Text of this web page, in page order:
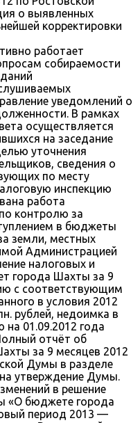
о выявленных
корректировки
работает
собираемости
уведомлений о
В рамках
осуществляется
на заседание
уточнения
сведения о
по месту
инспекцию
работа
контролю за
в бюджеты
земли, местных
Администрацией
налоговых и
города Шахты за 9
с соответствующим
в условия 2012
рублей, недоимка в
01.09.2012 года
отчёт об
за 9 месяцев 2012
Думы в разделе
утверждение Думы.
в решение
«О бюджете города
период 2013 —